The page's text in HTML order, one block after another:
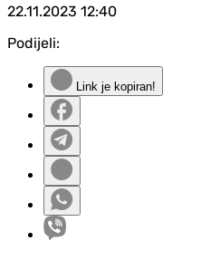
22.11.2023 12:40
Podijeli:
Link je kopiran!